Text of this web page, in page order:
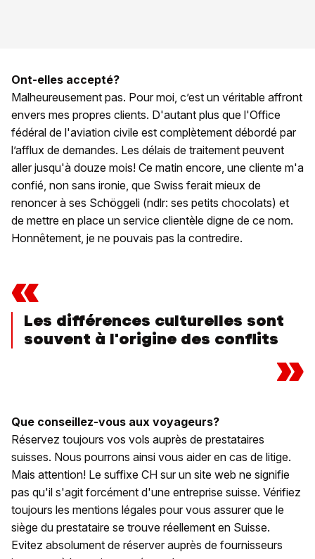
Ont-elles accepté?
Malheureusement pas. Pour moi, c’est un véritable affront
envers mes propres clients. D'autant plus que l'Office
fédéral de l'aviation civile est complètement débordé par
l’afflux de demandes. Les délais de traitement peuvent
aller jusqu'à douze mois! Ce matin encore, une cliente m'a
confié, non sans ironie, que Swiss ferait mieux de
renoncer à ses Schöggeli (ndlr: ses petits chocolats) et
de mettre en place un service clientèle digne de ce nom.
Honnêtement, je ne pouvais pas la contredire.
«
Les différences culturelles sont
souvent à l'origine des conflits
»
Que conseillez-vous aux voyageurs?
Réservez toujours vos vols auprès de prestataires
suisses. Nous pourrons ainsi vous aider en cas de litige.
Mais attention! Le suffixe CH sur un site web ne signifie
pas qu'il s'agit forcément d'une entreprise suisse. Vérifiez
toujours les mentions légales pour vous assurer que le
siège du prestataire se trouve réellement en Suisse.
Evitez absolument de réserver auprès de fournisseurs